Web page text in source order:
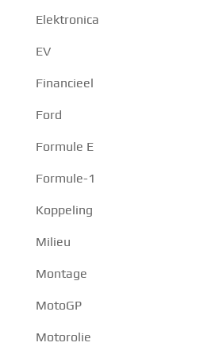
Elektronica
EV
Financieel
Ford
Formule E
Formule-1
Koppeling
Milieu
Montage
MotoGP
Motorolie